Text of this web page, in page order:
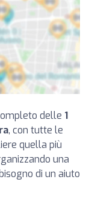
delle 1
, con tutte le
quella più
una
di un aiuto